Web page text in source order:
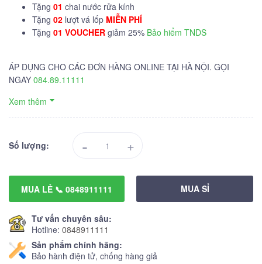
Tặng 01 chai nước rửa kính
Tặng 02 lượt vá lốp MIỄN PHÍ
Tặng 01 VOUCHER giảm 25% Bảo hiểm TNDS
ÁP DỤNG CHO CÁC ĐƠN HÀNG ONLINE TẠI HÀ NỘI. GỌI
NGAY 084.89.11111
Xem thêm
Số lượng: - +
MUA LẺ 📞 0848911111 MUA SỈ
Tư vấn chuyên sâu:
Hotline: 0848911111
Sản phẩm chính hãng:
Bảo hành điện tử, chống hàng giả